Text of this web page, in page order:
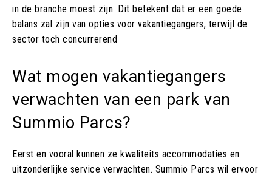
in de branche moest zijn. Dit betekent dat er een goede
balans zal zijn van opties voor vakantiegangers, terwijl de
sector toch concurrerend
Wat mogen vakantiegangers
verwachten van een park van
Summio Parcs?
Eerst en vooral kunnen ze kwaliteits accommodaties en
uitzonderlijke service verwachten. Summio Parcs wil ervoor